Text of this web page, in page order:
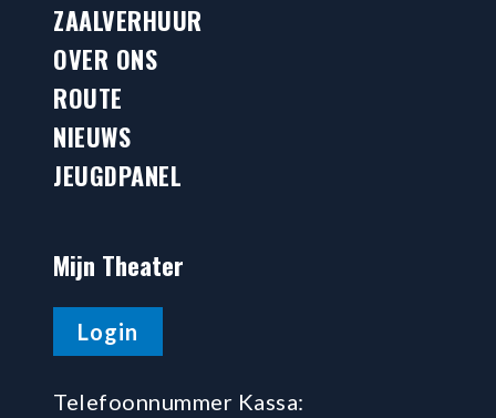
ZAALVERHUUR
OVER ONS
ROUTE
NIEUWS
JEUGDPANEL
Mijn Theater
Login
Telefoonnummer Kassa: